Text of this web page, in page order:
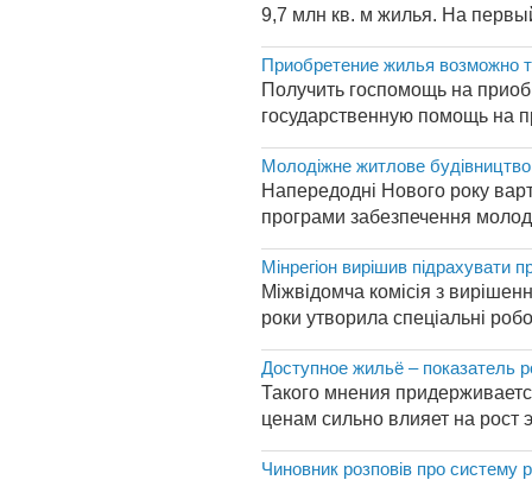
9,7 млн кв. м жилья. На
Приобретение жилья возможно
Получить госпомощь на
государственную помощь на
Молодіжне житлове
Напередодні Нового року
програми забезпечення
Мінрегіон вирішив підрахувати
Міжвідомча комісія з
роки утворила спеціальні
Доступное жильё – показатель
Такого мнения
ценам сильно влияет на рост
Чиновник розповів про систему